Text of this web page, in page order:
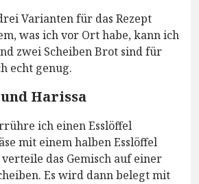
Varianten für das Rezept
was ich vor Ort habe, kann ich
zwei Scheiben Brot sind für
echt genug.
Harissa
ich einen Esslöffel
mit einem halben Esslöffel
das Gemisch auf einer
Es wird dann belegt mit